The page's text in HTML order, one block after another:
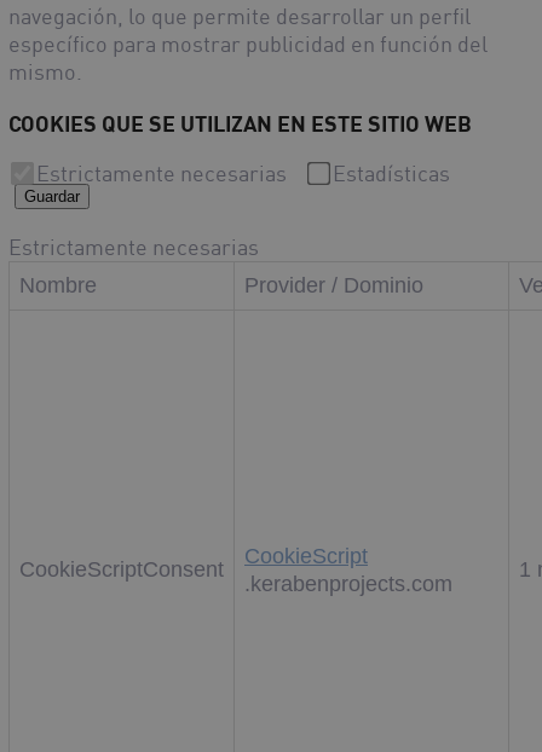
navegación, lo que permite desarrollar un perfil
específico para mostrar publicidad en función del
mismo.
COOKIES QUE SE UTILIZAN EN ESTE SITIO WEB
Estrictamente necesarias Estadísticas
Guardar
Estrictamente necesarias
Nombre Provider / Dominio
CookieScriptConsent
CookieScript
.kerabenprojects.com
1